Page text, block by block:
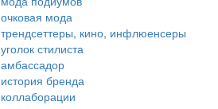
очковая мода
трендсеттеры, кино, инфлюенсеры
уголок стилиста
амбассадор
история бренда
коллаборации